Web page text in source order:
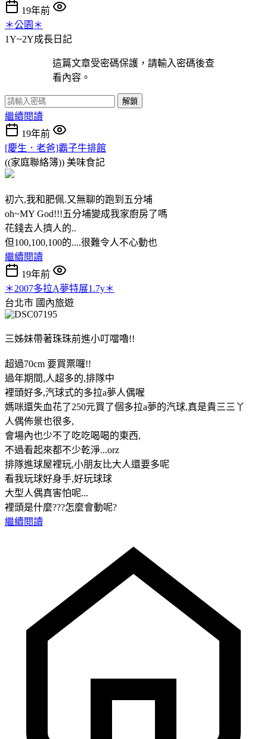
19年前
＊公園＊
1Y~2Y成長日記
這篇文章受密碼保護，請輸入密碼後查
看內容。
解鎖
繼續閱讀
19年前
[慶生．老爸]霸子牛排館
((家庭聯絡簿)) 美味食記
初六,我和肥佩.又無聊的跑到五分埔
oh~MY God!!!五分埔變成我家廚房了嗎
花錢去人擠人的..
但100,100,100的....很難令人不心動也
繼續閱讀
19年前
＊2007多拉A夢特展1.7y＊
台北市 國內旅遊
三姊妹帶著珠珠前進小叮噹嚕!!
超過70cm 要買票囉!!
過年期間,人超多的,排隊中
裡頭好多,汽球式的多拉a夢人偶喔
媽咪還失血花了250元買了個多拉a夢的汽球,真是貴三三丫
人偶佈景也很多,
會場內也少不了吃吃喝喝的東西,
不過看起來都不少乾淨...orz
排隊進球屋裡玩,小朋友比大人還要多呢
看我玩球好身手,好玩球球
大型人偶真害怕呢...
裡頭是什麼???怎麼會動呢?
繼續閱讀